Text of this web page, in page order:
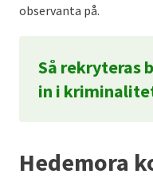
observanta på.
Så rekryteras
in i
Hedemora